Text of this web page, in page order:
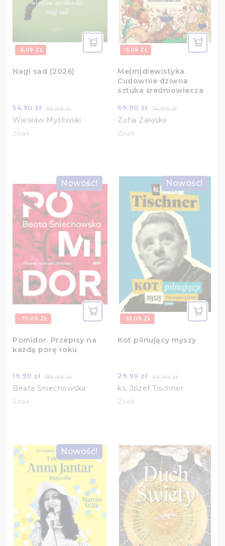
-5,09 ZŁ
Nagi sad (2026)
54,90 zł 59,99 zł
Wiesław Myśliwski
Znak
-5,09 ZŁ
Me(m)diewistyka.
Cudownie dziwna
sztuka średniowiecza
69,90 zł 74,99 zł
Zofia Załęska
Znak
-70,09 ZŁ
Nowość!
Pomidor. Przepisy na
każdą porę roku
19,90 zł 89,99 zł
Beata Śniechowska
Znak
-10,09 ZŁ
Nowość!
Kot pilnujący myszy
29,90 zł 39,99 zł
ks. Józef Tischner
Znak
Nowość!